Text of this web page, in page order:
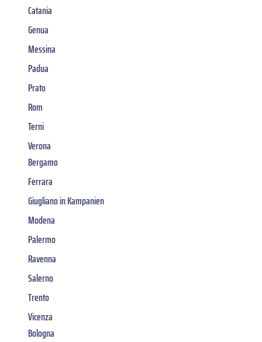
Catania
Genua
Messina
Padua
Prato
Rom
Terni
Verona
Bergamo
Ferrara
Giugliano in Kampanien
Modena
Palermo
Ravenna
Salerno
Trento
Vicenza
Bologna